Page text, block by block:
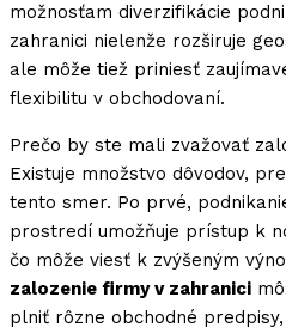
možnosťam diverzifikácie
zahranici nielenže rozširuje
ale môže tiež priniesť
flexibilitu v obchodovaní.
Prečo by ste mali zvažovať
Existuje množstvo dôvodov,
tento smer. Po prvé,
prostredí umožňuje prístup k
čo môže viesť k zvýšeným
zalozenie firmy v zahranici
plniť rôzne obchodné